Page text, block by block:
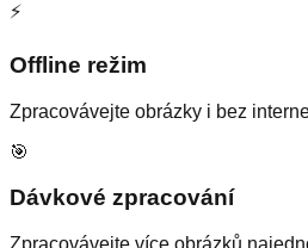
⚡
Offline režim
Zpracovávejte obrázky i bez
🎯
Dávkové zpracování